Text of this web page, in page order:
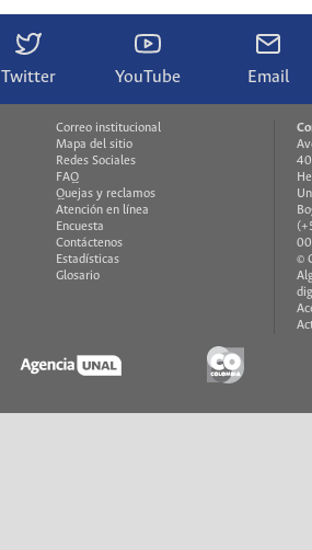
Twitter YouTube Email
Correo institucional
Mapa del sitio
Redes Sociales
FAQ
Quejas y reclamos
Atención en línea
Encuesta
Contáctenos
Estadísticas
Glosario
©